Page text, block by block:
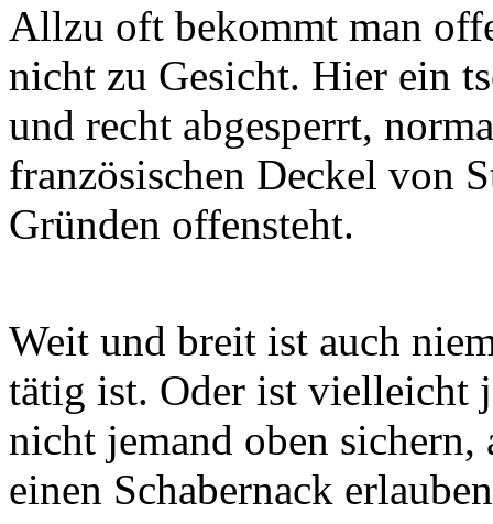
Allzu oft bekommt man
nicht zu Gesicht. Hier ein
und recht abgesperrt,
französischen Deckel von
Gründen offensteht.
Weit und breit ist auch
tätig ist. Oder ist vielleicht
nicht jemand oben
einen Schabernack